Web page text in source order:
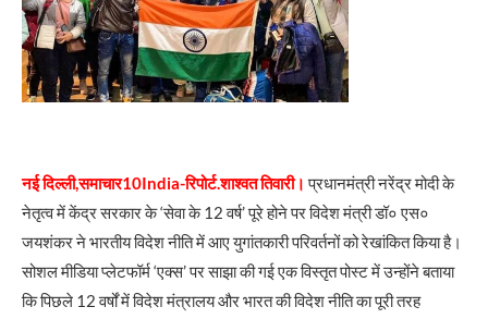
नई दिल्ली,समाचार10India-रिपोर्ट.शाश्वत तिवारी। प्रधानमंत्री नरेंद्र मोदी के
नेतृत्व में केंद्र सरकार के ‘सेवा के 12 वर्ष’ पूरे होने पर विदेश मंत्री डॉ० एस०
जयशंकर ने भारतीय विदेश नीति में आए युगांतकारी परिवर्तनों को रेखांकित किया है।
सोशल मीडिया प्लेटफॉर्म ‘एक्स’ पर साझा की गई एक विस्तृत पोस्ट में उन्होंने बताया
कि पिछले 12 वर्षों में विदेश मंत्रालय और भारत की विदेश नीति का पूरी तरह